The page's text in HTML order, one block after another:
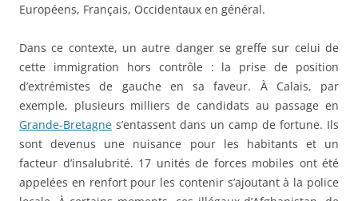
Européens, Français, Occidentaux en général.
Dans ce contexte, un autre danger se greffe sur celui de
cette immigration hors contrôle : la prise de position
d’extrémistes de gauche en sa faveur. À Calais, par
exemple, plusieurs milliers de candidats au passage en
Grande-Bretagne s’entassent dans un camp de fortune. Ils
sont devenus une nuisance pour les habitants et un
facteur d’insalubrité. 17 unités de forces mobiles ont été
appelées en renfort pour les contenir s’ajoutant à la police